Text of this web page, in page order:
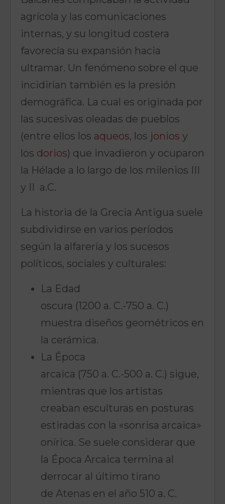
agrícola y las comunicaciones
internas, y su longitud costera
favorecía su expansión hacia
ultramar. Un fenómeno sobre el que
incidirían también es la presión
demográfica. La cual es originada por
las sucesivas oleadas de pueblos
(entre ellos los aqueos, los jonios y
los dorios) que invadieron y ocuparon
la Hélade a lo largo de los milenios III
y II a.C.
La historia de la Grecia Antigua suele
subdividirse en varios períodos
según la alfarería y los sucesos
políticos, sociales y culturales:
La Edad
oscura (1200 a. C.-750 a. C.)
muestra diseños geométricos en
la cerámica.
La Época
arcaica (750 a. C.-500 a. C.) sigue,
mientras que los artistas
creaban esculturas en posturas
estiradas con la «sonrisa arcaica»
onírica. Se suele considerar que
la Época Arcaica termina al
derrocar al último tirano
de Atenas en el año 510 a. C.